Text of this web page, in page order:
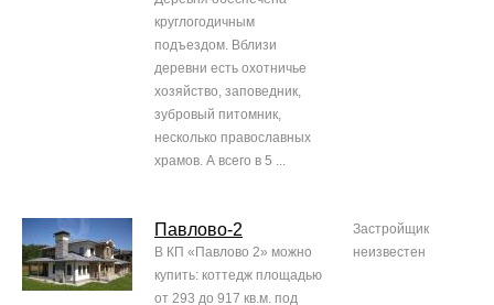
круглогодичным
подъездом. Вблизи
деревни есть охотничье
хозяйство, заповедник,
зубровый питомник,
несколько православных
храмов. А всего в 5 ...
Пaвлово-2
В КП «Павлово 2» можно
купить: коттедж площадью
от 293 до 917 кв.м. под
Застройщик
неизвестен